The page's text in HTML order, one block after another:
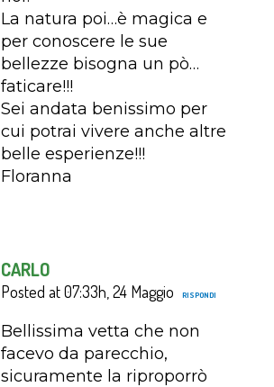
La natura poi…è magica e
per conoscere le sue
bellezze bisogna un pò…
faticare!!!
Sei andata benissimo per
cui potrai vivere anche altre
belle esperienze!!!
Floranna
CARLO
Posted at 07:33h, 24 Maggio RISPONDI
Bellissima vetta che non
facevo da parecchio,
sicuramente la riproporrò